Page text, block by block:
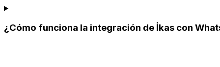
¿Cómo funciona la integración de İkas con